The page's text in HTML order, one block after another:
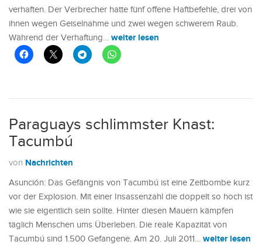
verhaften. Der Verbrecher hatte fünf offene Haftbefehle, drei von
ihnen wegen Geiselnahme und zwei wegen schwerem Raub.
Während der Verhaftung… weiter lesen
Paraguays schlimmster Knast:
Tacumbú
von Nachrichten
Asunción: Das Gefängnis von Tacumbú ist eine Zeitbombe kurz
vor der Explosion. Mit einer Insassenzahl die doppelt so hoch ist
wie sie eigentlich sein sollte. Hinter diesen Mauern kämpfen
täglich Menschen ums Überleben. Die reale Kapazität von
Tacumbú sind 1.500 Gefangene. Am 20. Juli 2011… weiter lesen